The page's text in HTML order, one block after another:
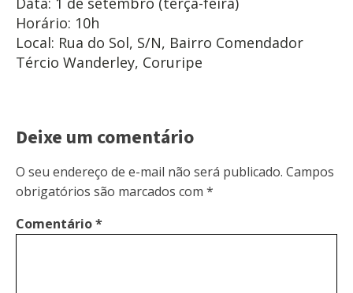
Horário: 10h
Local: Rua do Sol, S/N, Bairro Comendador
Tércio Wanderley, Coruripe
Deixe um comentário
O seu endereço de e-mail não será publicado. Campos
obrigatórios são marcados com *
Comentário*